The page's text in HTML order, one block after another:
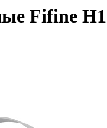
Fifine